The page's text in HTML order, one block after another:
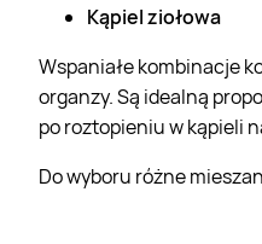
Kąpiel ziołowa
Wspaniałe kombinacje
organzy. Są idealną
po roztopieniu w kąpieli
Do wyboru różne